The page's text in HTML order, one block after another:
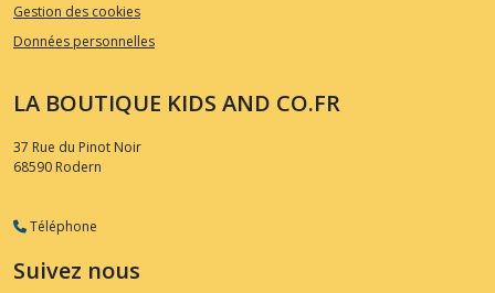
Gestion des cookies
Données personnelles
LA BOUTIQUE KIDS AND CO.FR
37 Rue du Pinot Noir
68590 Rodern
Téléphone
Suivez nous